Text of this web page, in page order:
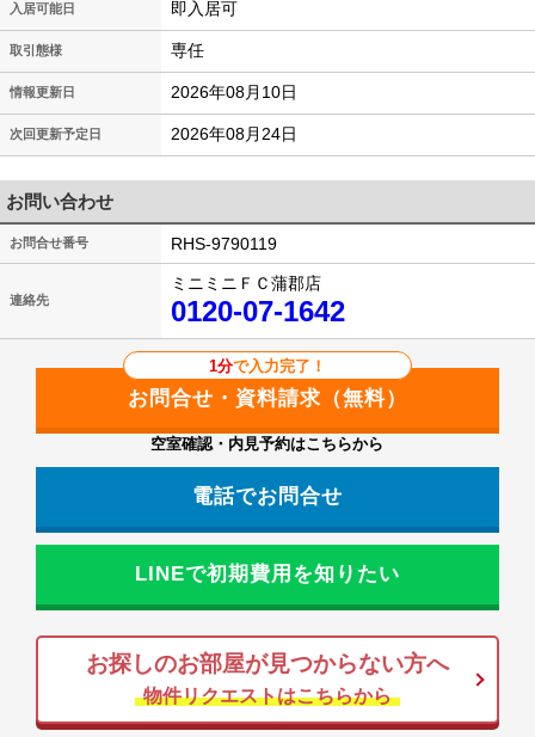
入居可能日 即入居可
取引態様 専任
情報更新日 2026年08月10日
次回更新予定日 2026年08月24日
お問い合わせ
お問合せ番号 RHS-9790119
連絡先
ミニミニＦＣ蒲郡店
0120-07-1642
1分で入力完了！
空室確認・内見予約はこちらから
電話でお問合せ
LINEで初期費用を知りたい
お探しのお部屋が見つからない方へ
物件リクエストはこちらから